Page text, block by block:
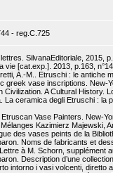
- reg.C.725
SilvanaEditoriale, 2015,
vie [cat.exp.]. 2013, p.163,
A.-M.. Etruschi : le antiche
greek vase inscriptions. New-
Civilization. A Cultural History.
La ceramica degli Etruschi : la
Vase Painters. New-
Kazimierz Majewski,
des vases peints de la
Noms de fabricants et
à M. Schorn, supplément
Description d’une
intorno i vasi volcenti, diretto